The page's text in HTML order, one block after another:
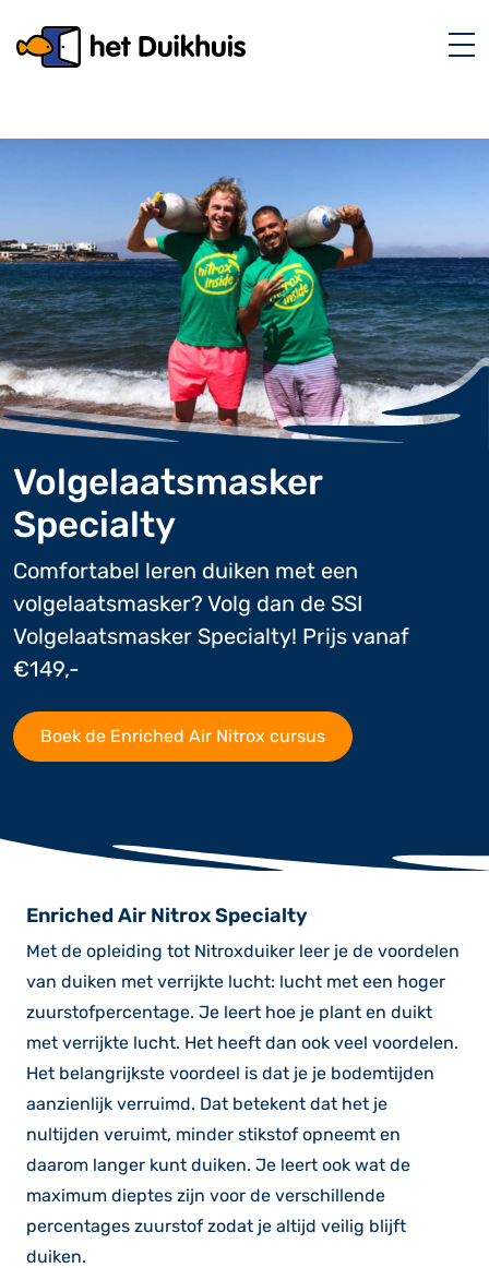
Volgelaatsmasker
Specialty
Comfortabel leren duiken met een
volgelaatsmasker? Volg dan de SSI
Volgelaatsmasker Specialty! Prijs vanaf
€149,-
Boek de Enriched Air Nitrox cursus
Enriched Air Nitrox Specialty
Met de opleiding tot Nitroxduiker leer je de voordelen
van duiken met verrijkte lucht: lucht met een hoger
zuurstofpercentage. Je leert hoe je plant en duikt
met verrijkte lucht. Het heeft dan ook veel voordelen.
Het belangrijkste voordeel is dat je je bodemtijden
aanzienlijk verruimd. Dat betekent dat het je
nultijden veruimt, minder stikstof opneemt en
daarom langer kunt duiken. Je leert ook wat de
maximum dieptes zijn voor de verschillende
percentages zuurstof zodat je altijd veilig blijft
duiken.